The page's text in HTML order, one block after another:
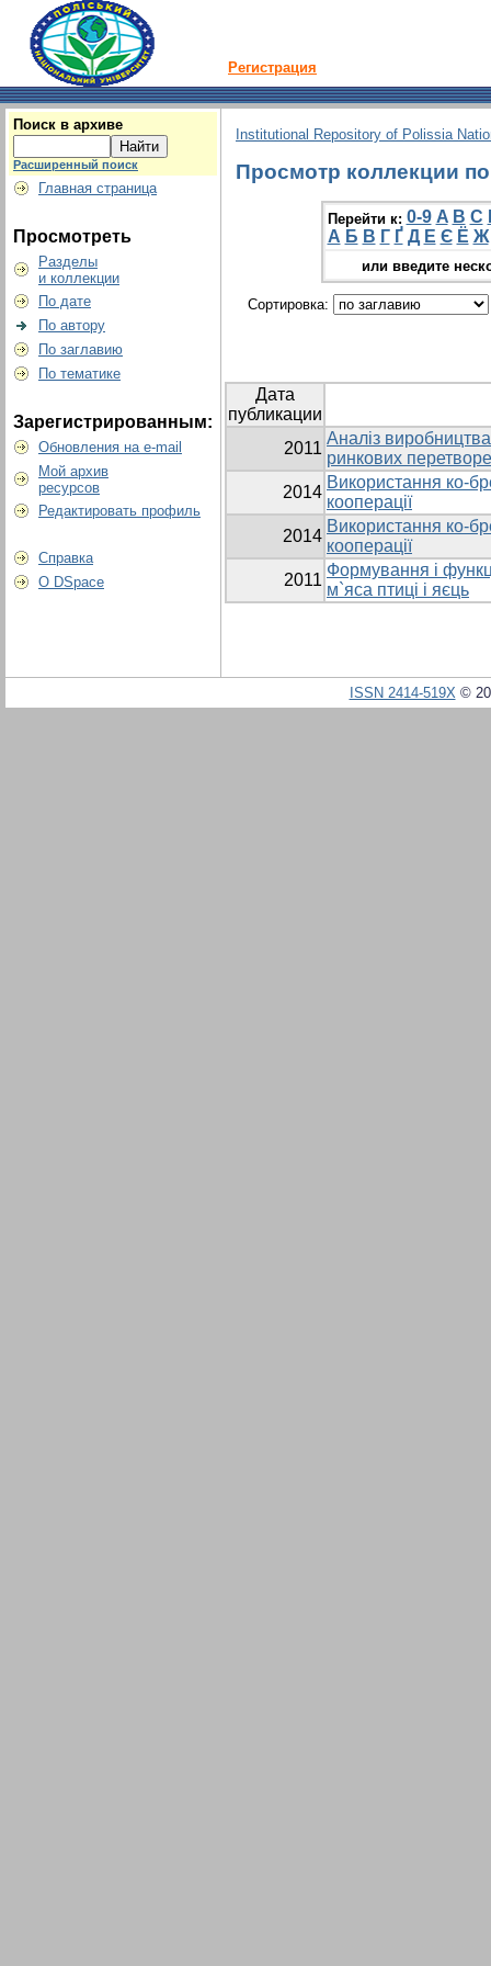
Регистрация
Поиск в архиве
Расширенный поиск
Главная страница
Просмотреть
Разделы
и коллекции
По дате
По автору
По заглавию
По тематике
Зарегистрированным:
Обновления на e-mail
Мой архив
ресурсов
Редактировать профиль
Справка
О DSpace
Institutional Repository of Polissia
Просмотр коллекции
Перейти к: 0-9 A B C
А Б В Г Ґ Д Е Є Ё Ж
или введите
Сортировка:
Дата
публикации
2011
Аналіз
ринкових
2014
Використання ко-
кооперації
2014
Використання ко-
кооперації
2011
Формування і
м`яса птиці і яєць
ISSN 2414-519X©